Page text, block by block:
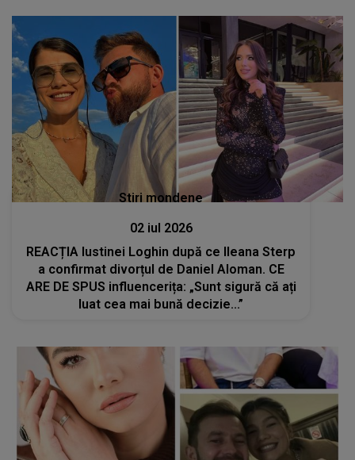
Stiri mondene
02 iul 2026
REACȚIA Iustinei Loghin după ce Ileana Sterp
a confirmat divorțul de Daniel Aloman. CE
ARE DE SPUS influencerița: „Sunt sigură că ați
luat cea mai bună decizie...”